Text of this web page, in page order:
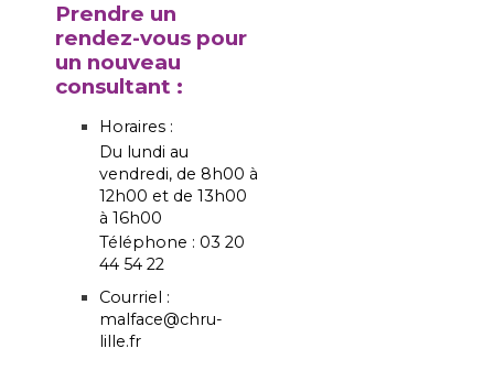
Prendre un
rendez-vous pour
un nouveau
consultant :
Horaires :
Du lundi au
vendredi, de 8h00 à
12h00 et de 13h00
à 16h00
Téléphone : 03 20
44 54 22
Courriel :
malface@chru-
lille.fr